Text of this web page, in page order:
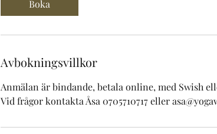
Boka
Avbokningsvillkor
Anmälan är bindande, betala online, med Swish
Vid frågor kontakta Åsa 0705710717 eller